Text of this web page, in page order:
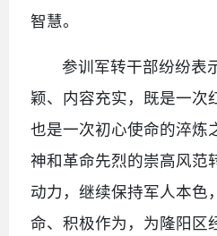
智慧。
参训军转干部纷纷表
颖、内容充实，既是一次
也是一次初心使命的淬炼
神和革命先烈的崇高风范
动力，继续保持军人本色
命、积极作为，为隆阳区